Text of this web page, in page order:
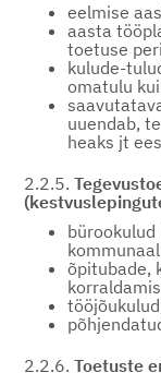
eelmise
aasta
toetuse
kulude-
omatulu
uuendab,
heaks jt
2.2.5.
õpitubade,
2.2.6. Toetuste